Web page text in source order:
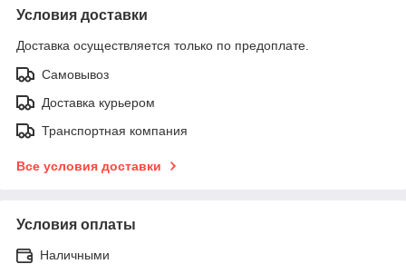
Условия доставки
Доставка осуществляется только по предоплате.
Самовывоз
Доставка курьером
Транспортная компания
Все условия доставки
Условия оплаты
Наличными